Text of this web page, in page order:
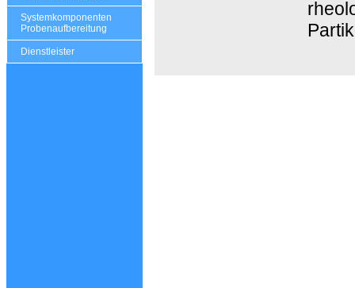
Systemkomponenten
Probenaufbereitung
Dienstleister